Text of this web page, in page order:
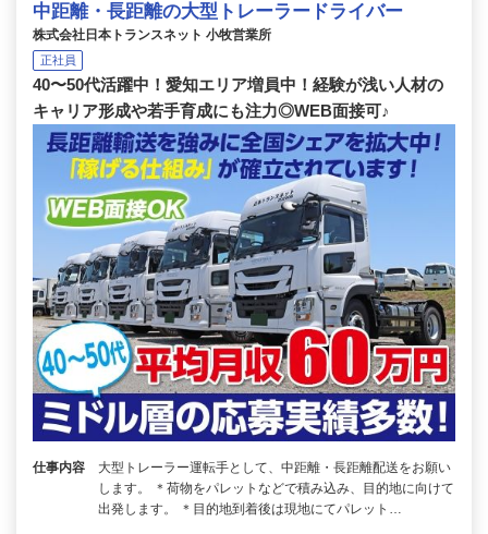
中距離・長距離の大型トレーラードライバー
株式会社日本トランスネット 小牧営業所
正社員
40〜50代活躍中！愛知エリア増員中！経験が浅い人材の
キャリア形成や若手育成にも注力◎WEB面接可♪
仕事内容
大型トレーラー運転手として、中距離・長距離配送をお願い
します。 ＊荷物をパレットなどで積み込み、目的地に向けて
出発します。 ＊目的地到着後は現地にてパレット…